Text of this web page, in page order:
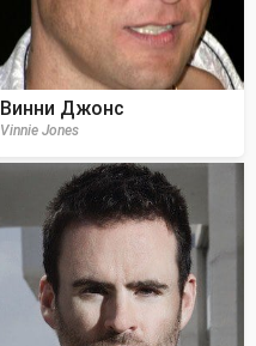
Винни Джонс
Vinnie Jones